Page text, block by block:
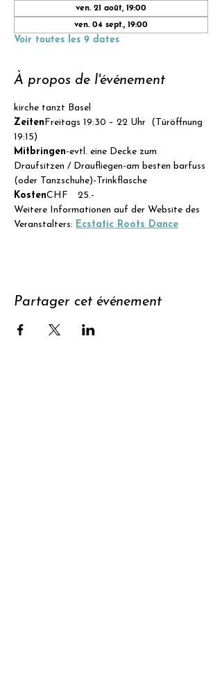
ven. 21 août, 19:00
ven. 04 sept., 19:00
Voir toutes les 9 dates
À propos de l'événement
kirche tanzt Basel
ZeitenFreitags 19:30 – 22 Uhr  (Türöffnung
19:15)
Mitbringen-evtl. eine Decke zum
Draufsitzen / Draufliegen-am besten barfuss
(oder Tanzschuhe)-Trinkflasche
KostenCHF  25.-
Weitere Informationen auf der Website des
Veranstalters: Ecstatic Roots Dance
Partager cet événement